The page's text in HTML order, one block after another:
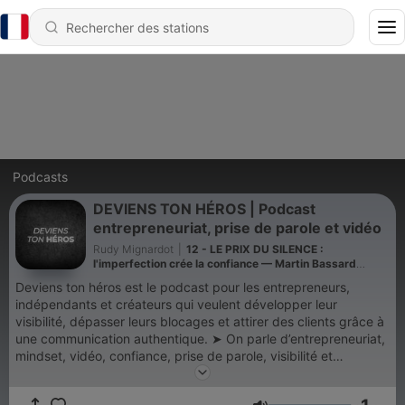
Podcasts
DEVIENS TON HÉROS | Podcast
entrepreneuriat, prise de parole et vidéo
Rudy Mignardot
12 - LE PRIX DU SILENCE :
l'imperfection crée la confiance — Martin Bassard
Deviens ton héros est le podcast pour les entrepreneurs,
indépendants et créateurs qui veulent développer leur
visibilité, dépasser leurs blocages et attirer des clients grâce à
une communication authentique. ➤ On parle d’entrepreneuriat,
mindset, vidéo, confiance, prise de parole, visibilité et